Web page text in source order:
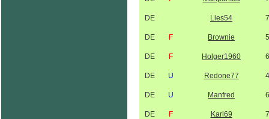
DE Lies54
DE F Brownie
DE F Holger1960
DE U Redone77
DE U Manfred
DE F Karl69